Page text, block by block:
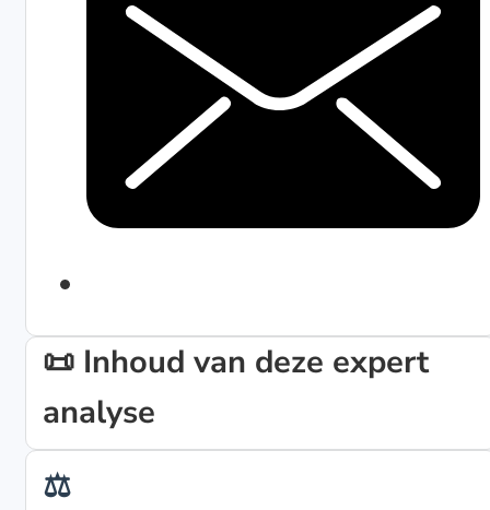
📜 Inhoud van deze expert
analyse
⚖️